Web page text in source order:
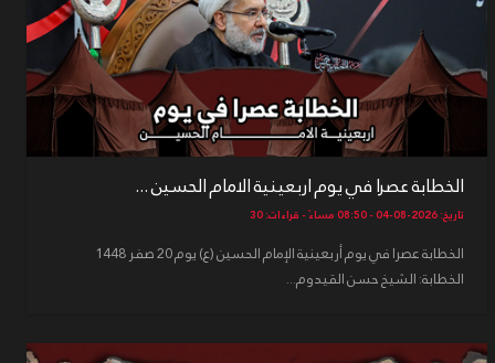
الخطابة عصرا في يوم اربعينية الامام الحسين ...
تاريخ: 2026-08-04 - 08:50 مساءً - قراءات: 30
الخطابة عصرا في يوم أربعينية الإمام الحسين (ع) يوم 20 صفر 1448
الخطابة: الشيخ حسن القيدوم...